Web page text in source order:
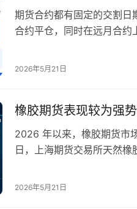
期货合约都有固定的交割日
合约平仓，同时在远月合约
持仓成本和最终收益。
2026年5月21日
橡胶期货表现较为强
2026 年以来，橡胶期货市
日，上海期货交易所天然
新高。在大宗商品市场整
2026年5月21日